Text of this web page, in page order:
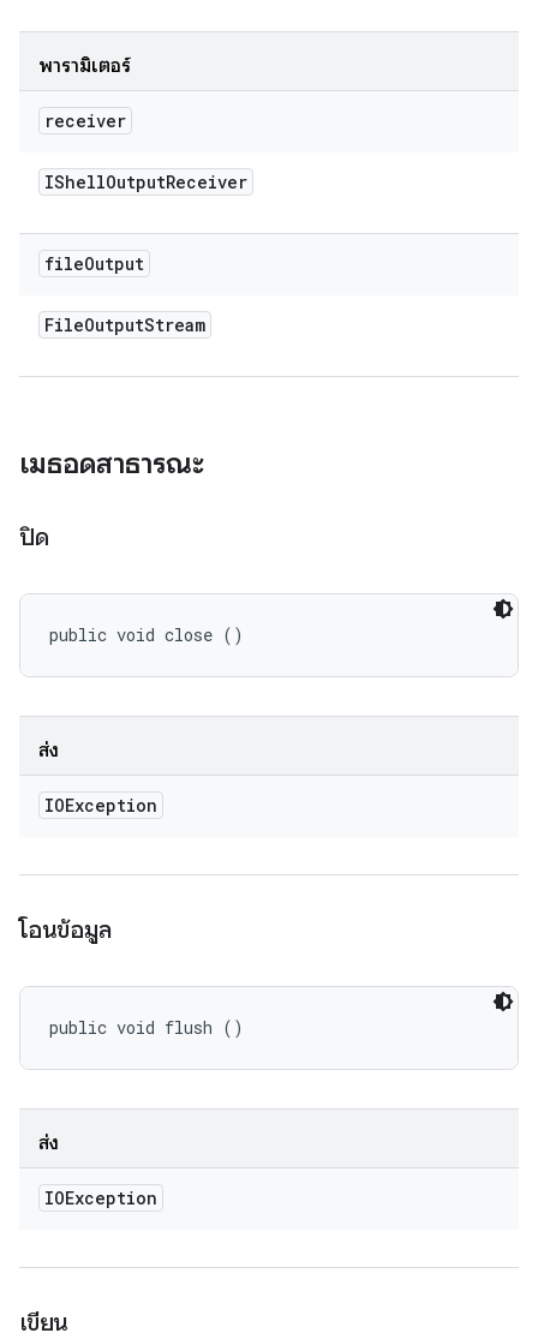
พารามิเตอร์
receiver
IShellOutputReceiver
fileOutput
FileOutputStream
เมธอดสาธารณะ
ปิด
public void close ()
ส่ง
IOException
โอนข้อมูล
public void flush ()
ส่ง
IOException
เขียน